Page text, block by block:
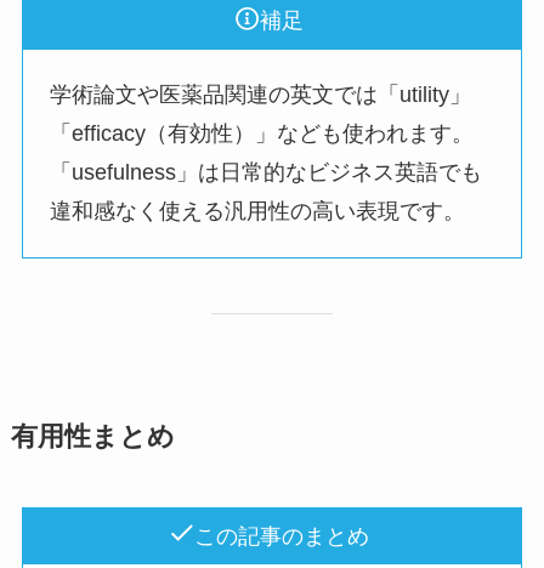
補足
学術論文や医薬品関連の英文では「utility」
「efficacy（有効性）」なども使われます。
「usefulness」は日常的なビジネス英語でも
違和感なく使える汎用性の高い表現です。
有用性まとめ
この記事のまとめ